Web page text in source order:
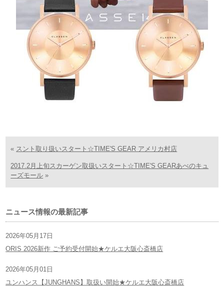
« スント取り扱いスタート☆TIME'S GEAR アメリカ村店
2017.2月上旬スカーゲン取扱いスタート☆TIME'S GEARあべのキュ
ーズモール »
ニュース情報の最新記事
2026年05月17日
ORIS 2026新作 ご予約受付開始★ケルエ大阪心斎橋店
2026年05月01日
ユンハンス【JUNGHANS】取扱い開始★ケルエ大阪心斎橋店